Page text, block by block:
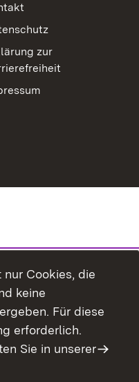
zur
Cookies, die
keine
Für diese
erforderlich.
Sie in unserer